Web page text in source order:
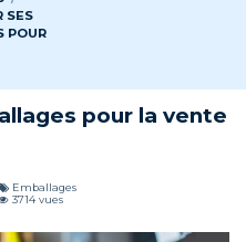
SES
POUR
pour la vente
Emballages
3714 vues